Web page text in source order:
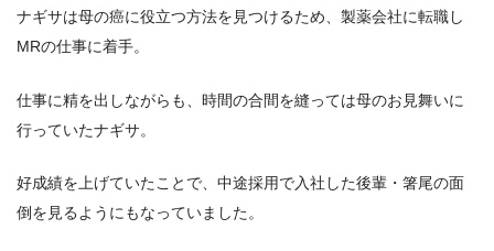
ナギサは母の癌に役立つ方法を見つけるため、製薬会社に転職し
MRの仕事に着手。
仕事に精を出しながらも、時間の合間を縫っては母のお見舞いに
行っていたナギサ。
好成績を上げていたことで、中途採用で入社した後輩・箸尾の面
倒を見るようにもなっていました。